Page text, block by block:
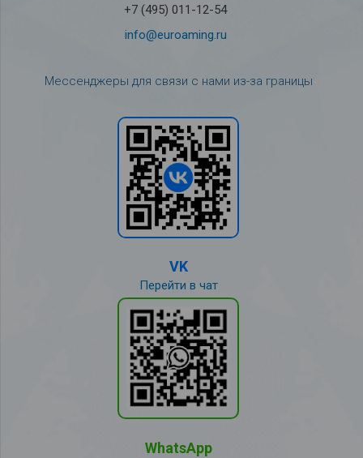
+7 (495) 011-12-54
info@euroaming.ru
Мессенджеры для связи с нами из-за границы
VK
Перейти в чат
WhatsApp